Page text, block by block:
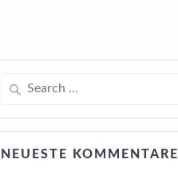
Search
NEUESTE KOMMENTARE